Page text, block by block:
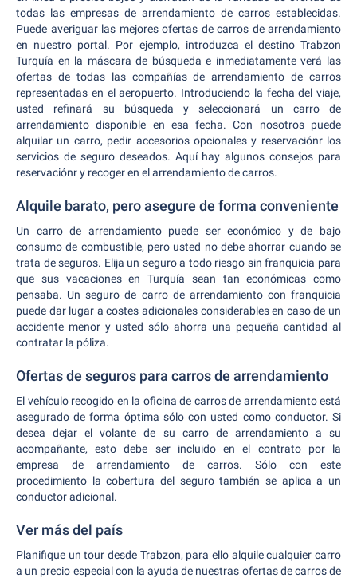
todas las empresas de arrendamiento de carros establecidas.
Puede averiguar las mejores ofertas de carros de arrendamiento
en nuestro portal. Por ejemplo, introduzca el destino Trabzon
Turquía en la máscara de búsqueda e inmediatamente verá las
ofertas de todas las compañías de arrendamiento de carros
representadas en el aeropuerto. Introduciendo la fecha del viaje,
usted refinará su búsqueda y seleccionará un carro de
arrendamiento disponible en esa fecha. Con nosotros puede
alquilar un carro, pedir accesorios opcionales y reservaciónr los
servicios de seguro deseados. Aquí hay algunos consejos para
reservaciónr y recoger en el arrendamiento de carros.
Alquile barato, pero asegure de forma conveniente
Un carro de arrendamiento puede ser económico y de bajo
consumo de combustible, pero usted no debe ahorrar cuando se
trata de seguros. Elija un seguro a todo riesgo sin franquicia para
que sus vacaciones en Turquía sean tan económicas como
pensaba. Un seguro de carro de arrendamiento con franquicia
puede dar lugar a costes adicionales considerables en caso de un
accidente menor y usted sólo ahorra una pequeña cantidad al
contratar la póliza.
Ofertas de seguros para carros de arrendamiento
El vehículo recogido en la oficina de carros de arrendamiento está
asegurado de forma óptima sólo con usted como conductor. Si
desea dejar el volante de su carro de arrendamiento a su
acompañante, esto debe ser incluido en el contrato por la
empresa de arrendamiento de carros. Sólo con este
procedimiento la cobertura del seguro también se aplica a un
conductor adicional.
Ver más del país
Planifique un tour desde Trabzon, para ello alquile cualquier carro
a un precio especial con la ayuda de nuestras ofertas de carros de